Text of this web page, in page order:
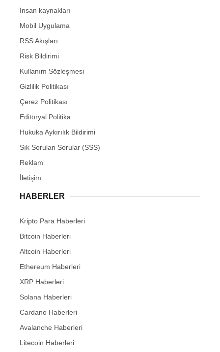
İnsan kaynakları
Mobil Uygulama
RSS Akışları
Risk Bildirimi
Kullanım Sözleşmesi
Gizlilik Politikası
Çerez Politikası
Editöryal Politika
Hukuka Aykırılık Bildirimi
Sık Sorulan Sorular (SSS)
Reklam
İletişim
HABERLER
Kripto Para Haberleri
Bitcoin Haberleri
Altcoin Haberleri
Ethereum Haberleri
XRP Haberleri
Solana Haberleri
Cardano Haberleri
Avalanche Haberleri
Litecoin Haberleri